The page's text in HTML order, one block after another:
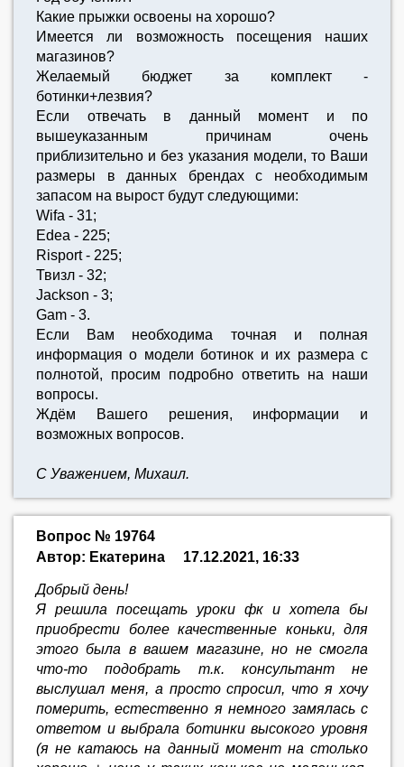
Какие прыжки освоены на хорошо?
Имеется ли возможность посещения наших
магазинов?
Желаемый бюджет за комплект -
ботинки+лезвия?
Если отвечать в данный момент и по
вышеуказанным причинам очень
приблизительно и без указания модели, то Ваши
размеры в данных брендах с необходимым
запасом на вырост будут следующими:
Wifa - 31;
Edea - 225;
Risport - 225;
Твизл - 32;
Jackson - 3;
Gam - 3.
Если Вам необходима точная и полная
информация о модели ботинок и их размера с
полнотой, просим подробно ответить на наши
вопросы.
Ждём Вашего решения, информации и
возможных вопросов.
С Уважением, Михаил.
Вопрос № 19764
Автор: Екатерина
17.12.2021, 16:33
Добрый день!
Я решила посещать уроки фк и хотела бы
приобрести более качественные коньки, для
этого была в вашем магазине, но не смогла
что-то подобрать т.к. консультант не
выслушал меня, а просто спросил, что я хочу
померить, естественно я немного замялась с
ответом и выбрала ботинки высокого уровня
(я не катаюсь на данный момент на столько